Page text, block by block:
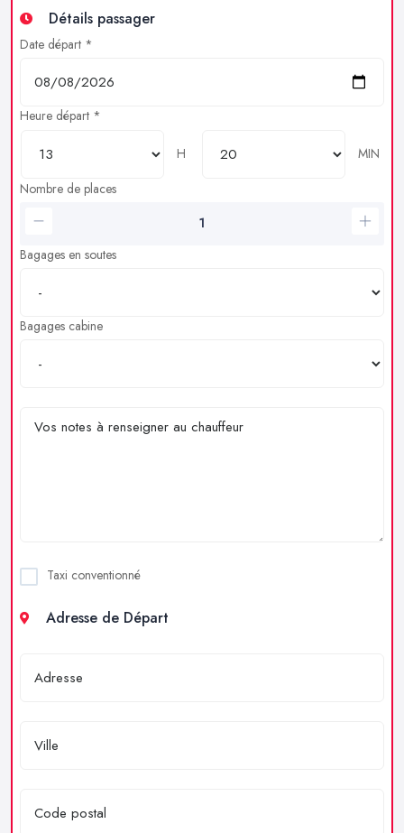
Détails passager
Date départ *
Heure départ *
H
MIN
Nombre de places
Bagages en soutes
Bagages cabine
Taxi conventionné
Adresse de Départ